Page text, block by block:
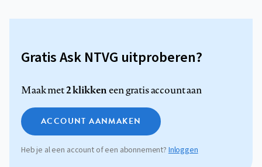
Gratis Ask NTVG uitproberen?
Maak met2 klikkeneen gratis account aan
ACCOUNT AANMAKEN
Heb je al een account of een abonnement?Inloggen